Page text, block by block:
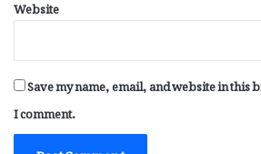
Save my name, email, and website in
I comment.